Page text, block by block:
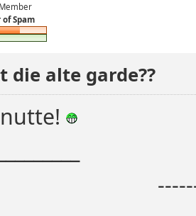
Spam
die alte garde??